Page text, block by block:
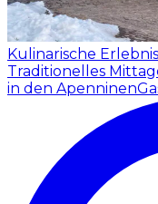
Kulinarische
Traditionelles
in den Apenninen